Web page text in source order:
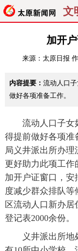
文
经济
纵横
看天下
太原日报 太
加开
来源： 太原日报
内容提要： 流动人口
做好各项准备工作。
流动人口子女如
得提前做好各项准
局义井派出所办
更好助力此项工作
加开户证窗口，安
度减少群众排队等
区流动人口新办居
登记表2000余份。
义井派出所地处